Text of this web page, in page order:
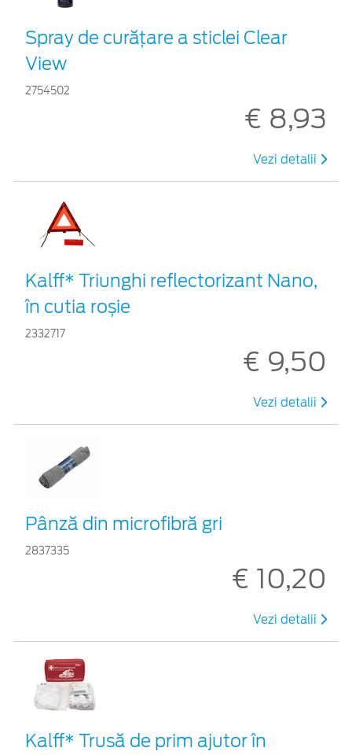
Spray de curățare a sticlei Clear
View
2754502
€ 8,93
Vezi detalii
Kalff* Triunghi reflectorizant Nano,
în cutia roșie
2332717
€ 9,50
Vezi detalii
Pânză din microfibră gri
2837335
€ 10,20
Vezi detalii
Kalff* Trusă de prim ajutor în